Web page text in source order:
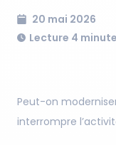
20 mai 2026
Lecture 4
Peut-on
interrompre